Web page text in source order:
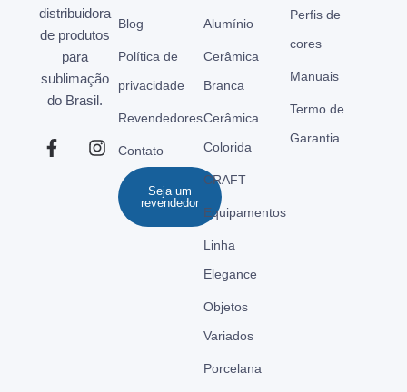
distribuidora
de produtos
para
sublimação
do Brasil.
Blog
Política de
privacidade
Revendedores
Contato
Seja um
revendedor
Alumínio
Cerâmica
Branca
Cerâmica
Colorida
CRAFT
Equipamentos
Linha
Elegance
Objetos
Variados
Porcelana
Perfis de
cores
Manuais
Termo de
Garantia